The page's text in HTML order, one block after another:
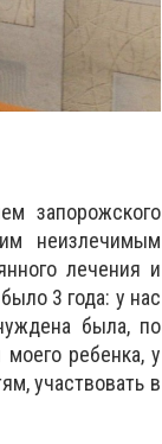
запорожского
неизлечимым
лечения и
3 года: у нас
была, по
ребенка, у
участвовать в